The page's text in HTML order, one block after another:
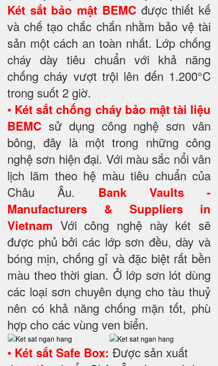
Két sắt bảo mật BEMCđược thiết kế
và chế tạo chắc chắn nhằm bảo vệ tài
sản một cách an toàn nhất. Lớp chống
cháy dày tiêu chuẩn với khả năng
chống cháy vượt trội lên đến 1.200°C
trong suốt 2 giờ.
• Két sắt chống cháy bảo mật tài liệu
BEMC sử dụng công nghệ sơn vân
bông, đây là một trong những công
nghệ sơn hiện đại. Với màu sắc nổi vân
lịch lãm theo hệ màu tiêu chuẩn của
Châu Âu. Bank Vaults -
Manufacturers & Suppliers in
Vietnam Với công nghệ này két sẽ
được phủ bởi các lớp sơn đều, dày và
bóng mịn, chống gỉ và đặc biệt rất bền
màu theo thời gian. Ở lớp sơn lót dùng
các loại sơn chuyên dụng cho tàu thuỷ
nên có khả năng chống mặn tốt, phù
hợp cho các vùng ven biển.
• Két sắt Safe Box: Được sản xuất